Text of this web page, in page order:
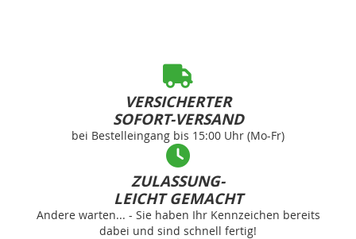
VERSICHERTER
SOFORT-VERSAND
bei Bestelleingang bis 15:00 Uhr (Mo-Fr)
ZULASSUNG-
LEICHT GEMACHT
Andere warten... - Sie haben Ihr Kennzeichen bereits
dabei und sind schnell fertig!